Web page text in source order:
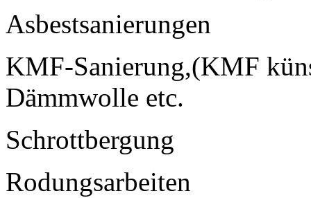
Asbestsanierungen
KMF-Sanierung,(KMF
Dämmwolle etc.
Schrottbergung
Rodungsarbeiten